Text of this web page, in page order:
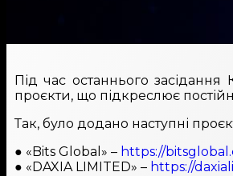
Під час останнього
проєкти, що підкреслює
Так, було додано наступні
● «Bits Global» – https://
● «DAXIA LIMITED» – https://